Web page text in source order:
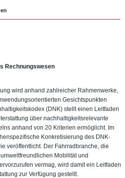
Rechnungswesen
wird anhand zahlreicher Rahmenwerke,
Gesichtspunkten
(DNK) stellt einen Leitfaden
über nachhaltigkeitsrelevante
anhand von 20 Kriterien ermöglicht. Im
Konkretisierung des DNK-
veröffentlicht. Der Fahrradbranche, die
Mobilität und
vermag, wird damit ein Leitfaden
zur Verfügung gestellt.